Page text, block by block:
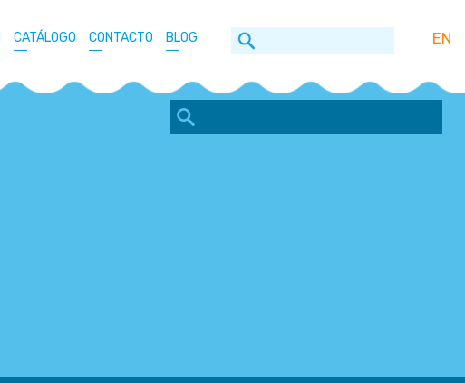
CATÁLOGO CONTACTO BLOG EN